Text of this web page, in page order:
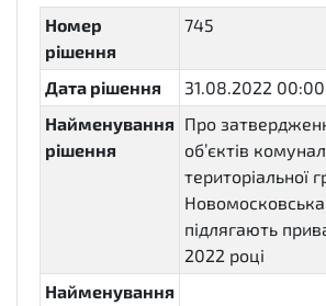
Номер
рішення
745
Дата рішення
31.08.2022 00:00
Найменування
рішення
Про
об’єктів
територіальної
підлягають
2022 році
Найменування